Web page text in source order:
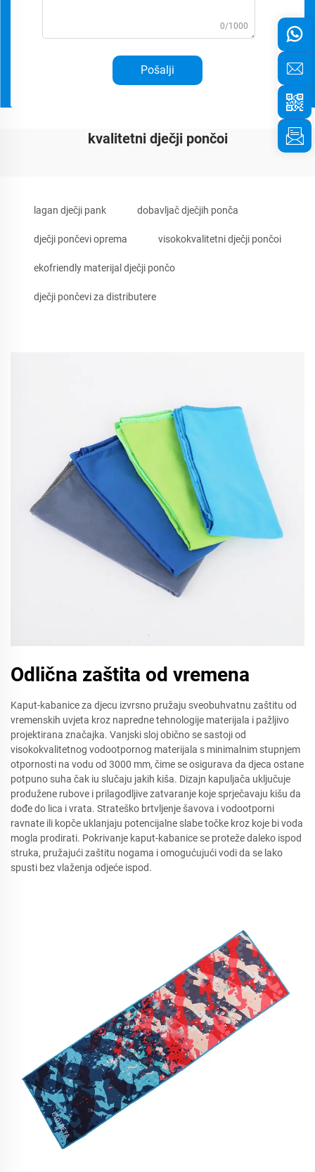
0/1000
Pošalji
kvalitetni dječji pončoi
lagan dječji pank dobavljač dječjih ponča
dječji pončevi oprema visokokvalitetni dječji pončoi
ekofriendly materijal dječji pončo
dječji pončevi za distributere
Odlična zaštita od vremena
Kaput-kabanice za djecu izvrsno pružaju sveobuhvatnu zaštitu od
vremenskih uvjeta kroz napredne tehnologije materijala i pažljivo
projektirana značajka. Vanjski sloj obično se sastoji od
visokokvalitetnog vodootpornog materijala s minimalnim stupnjem
otpornosti na vodu od 3000 mm, čime se osigurava da djeca ostane
potpuno suha čak iu slučaju jakih kiša. Dizajn kapuljača uključuje
produžene rubove i prilagodljive zatvaranje koje sprječavaju kišu da
dođe do lica i vrata. Strateško brtvljenje šavova i vodootporni
ravnate ili kopče uklanjaju potencijalne slabe točke kroz koje bi voda
mogla prodirati. Pokrivanje kaput-kabanice se proteže daleko ispod
struka, pružajući zaštitu nogama i omogućujući vodi da se lako
spusti bez vlaženja odjeće ispod.